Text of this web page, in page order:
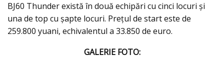
BJ60 Thunder există în două echipări cu cinci locuri și
una de top cu șapte locuri. Prețul de start este de
259.800 yuani, echivalentul a 33.850 de euro.
GALERIE FOTO: